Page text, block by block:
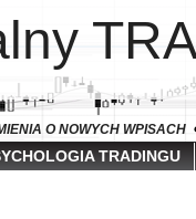
O NOWYCH WPISACH
TRADINGU